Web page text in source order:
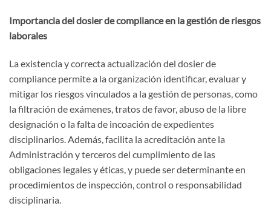
Importancia del dosier de compliance en la gestión de riesgos
laborales
La existencia y correcta actualización del dosier de
compliance permite a la organización identificar, evaluar y
mitigar los riesgos vinculados a la gestión de personas, como
la filtración de exámenes, tratos de favor, abuso de la libre
designación o la falta de incoación de expedientes
disciplinarios. Además, facilita la acreditación ante la
Administración y terceros del cumplimiento de las
obligaciones legales y éticas, y puede ser determinante en
procedimientos de inspección, control o responsabilidad
disciplinaria.